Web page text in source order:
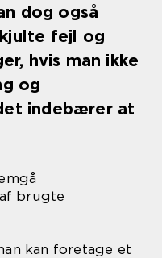
dog også
fejl og
hvis man ikke
og
indebærer at
brugte
kan foretage et